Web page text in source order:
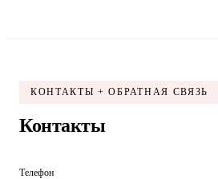
КОНТАКТЫ + ОБРАТНАЯ СВЯЗЬ
Контакты
Телефон